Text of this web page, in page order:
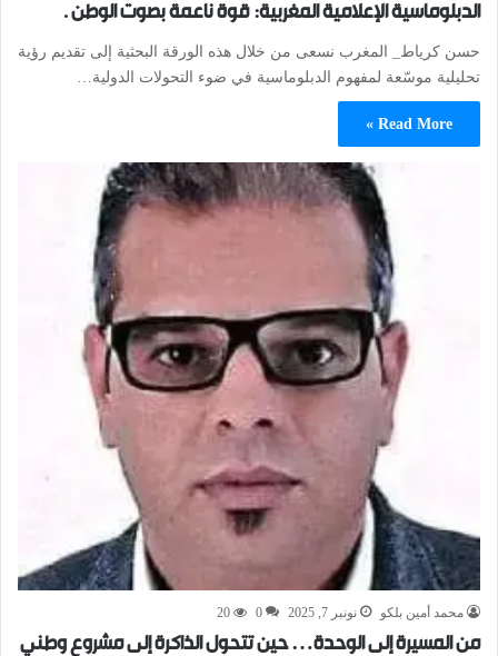
الدبلوماسية الإعلامية المغربية: قوة ناعمة بصوت الوطن .
حسن كرياط_ المغرب نسعى من خلال هذه الورقة البحثية إلى تقديم رؤية
تحليلية موسّعة لمفهوم الدبلوماسية في ضوء التحولات الدولية…
Read More »
محمد أمين بلكو نونبر 7, 2025 0
20
من المسيرة إلى الوحدة… حين تتحول الذاكرة إلى مشروع وطني